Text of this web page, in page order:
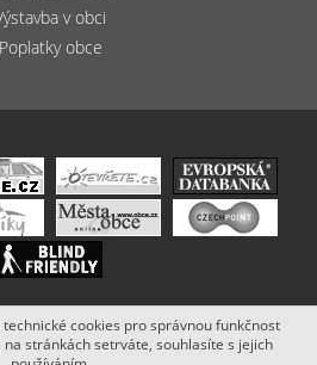
v obci
Poplatky obce
Bludov. Stránky vytvořil a spravuje
Netsimple.
cookies pro správnou funkčnost
stránkách setrváte, souhlasíte s jejich